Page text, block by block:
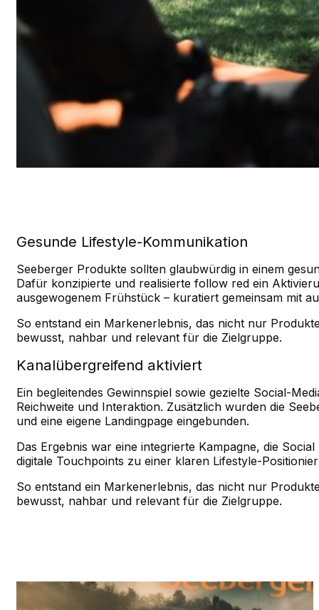
Gesunde Lifestyle-Kommunikation
Seeberger Produkte sollten glaubwürdig in einem
Dafür konzipierte und realisierte follow red ein
ausgewogenem Frühstück – kuratiert gemeinsam mit
So entstand ein Markenerlebnis, das nicht nur
bewusst, nahbar und relevant für die Zielgruppe.
Kanalübergreifend aktiviert
Ein begleitendes Gewinnspiel sowie gezielte Social-
Reichweite und Interaktion. Zusätzlich wurden die
und eine eigene Landingpage eingebunden.
Das Ergebnis war eine integrierte Kampagne, die
digitale Touchpoints zu einer klaren Lifestyle-
So entstand ein Markenerlebnis, das nicht nur
bewusst, nahbar und relevant für die Zielgruppe.